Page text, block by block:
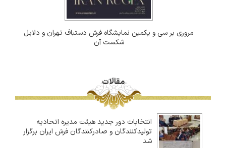
مروری بر سی و یکمین نمایشگاه فرش دستباف تهران و دلایل
شکست آن
مقالات
انتخابات دور جدید هیئت مدیره اتحادیه
تولیدکنندگان و صادرکنندگان فرش ایران برگزار
شد